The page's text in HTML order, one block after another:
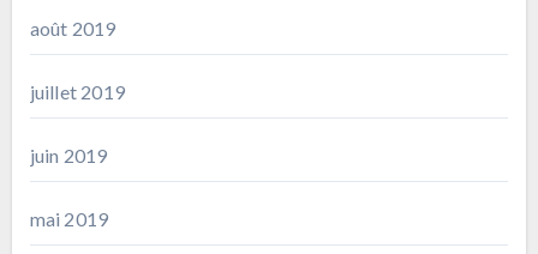
août 2019
juillet 2019
juin 2019
mai 2019